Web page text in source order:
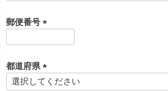
)
郵便番号
須
)
都道府県
(